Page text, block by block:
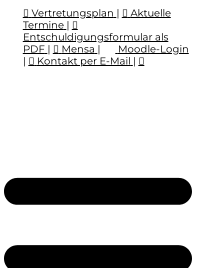
Vertretungsplan |
Aktuelle
Termine |
Entschuldigungsformular als
PDF | Mensa |
Moodle-Login
|
Kontakt per E-Mail |